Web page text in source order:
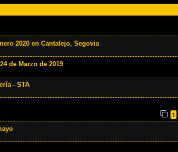
2020 en Cantalejo, Segovia
de Marzo de 2019
- STA
1